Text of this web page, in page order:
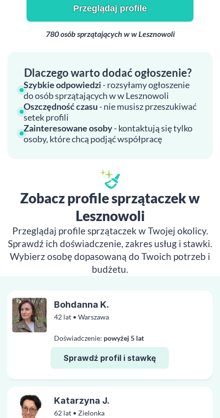
Przeglądaj profile
780 osób sprzątających w w Lesznowoli
Dlaczego warto dodać ogłoszenie?
Szybkie odpowiedzi - rozsyłamy ogłoszenie
do osób sprzątających w w Lesznowoli
Oszczędność czasu - nie musisz przeszukiwać
setek profili
Zainteresowane osoby- kontaktują się tylko
osoby, które chcą podjąć współpracę
Zobacz profile sprzątaczek w
Lesznowoli
Przeglądaj profile sprzątaczek w Twojej okolicy.
Sprawdź ich doświadczenie, zakres usług i stawki.
Wybierz osobę dopasowaną do Twoich potrzeb i
budżetu.
42 lat • Warszawa
Doświadczenie: powyżej 5 lat
Sprawdź profil i stawkę
Bohdanna K.
62 lat • Zielonka
Katarzyna J.